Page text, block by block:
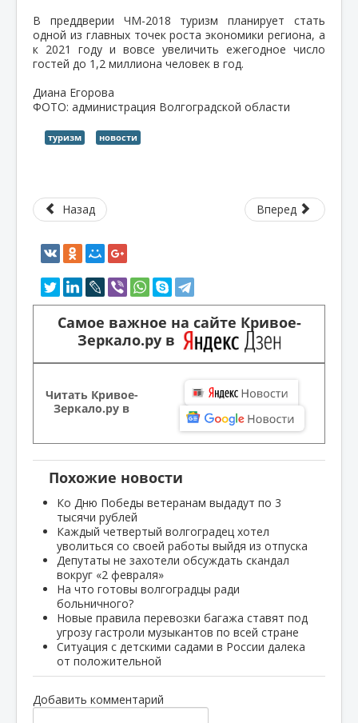
В преддверии ЧМ-2018 туризм планирует стать
одной из главных точек роста экономики региона, а
к 2021 году и вовсе увеличить ежегодное число
гостей до 1,2 миллиона человек в год.
Диана Егорова
ФОТО: администрация Волгоградской области
туризм новости
Назад Вперед
Самое важное на сайте Кривое-
Зеркало.ру в
Читать Кривое-
Зеркало.ру в
Похожие новости
Ко Дню Победы ветеранам выдадут по 3
тысячи рублей
Каждый четвертый волгоградец хотел
уволиться со своей работы выйдя из отпуска
Депутаты не захотели обсуждать скандал
вокруг «2 февраля»
На что готовы волгоградцы ради
больничного?
Новые правила перевозки багажа ставят под
угрозу гастроли музыкантов по всей стране
Ситуация с детскими садами в России далека
от положительной
Добавить комментарий